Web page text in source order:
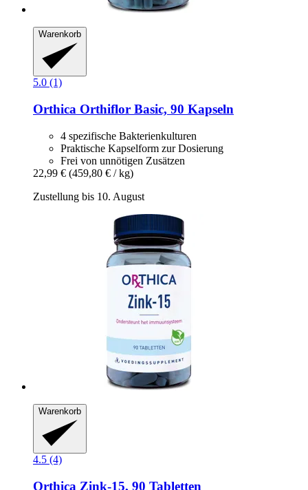
Warenkorb
5.0 (1)
Orthica Orthiflor Basic, 90 Kapseln
4 spezifische Bakterienkulturen
Praktische Kapselform zur Dosierung
Frei von unnötigen Zusätzen
22,99 € (459,80 € / kg)
Zustellung bis 10. August
Warenkorb
4.5 (4)
Orthica Zink-​15, 90 Tabletten